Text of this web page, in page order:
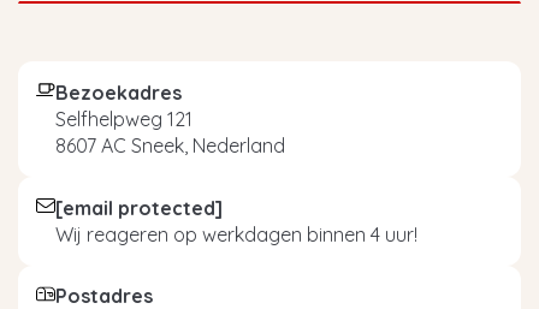
Bezoekadres
Selfhelpweg 121
8607 AC Sneek, Nederland
[email protected]
Wij reageren op werkdagen binnen 4 uur!
Postadres